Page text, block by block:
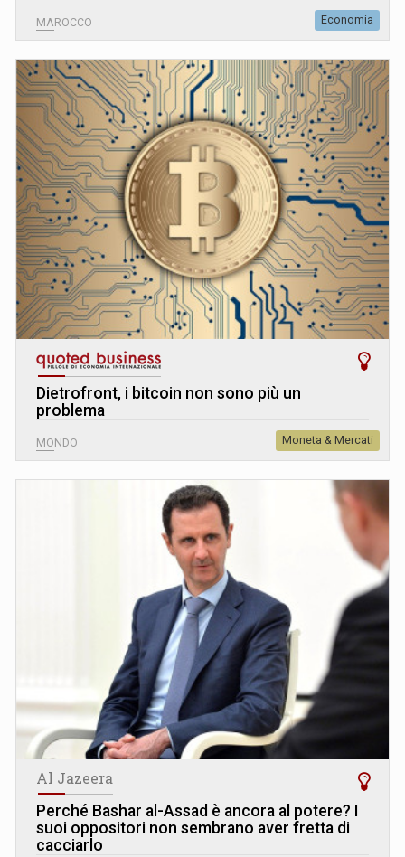
MAROCCO Economia
Dietrofront, i bitcoin non sono più un
problema
MONDO Moneta & Mercati
Al Jazeera
Perché Bashar al-Assad è ancora al potere? I
suoi oppositori non sembrano aver fretta di
cacciarlo